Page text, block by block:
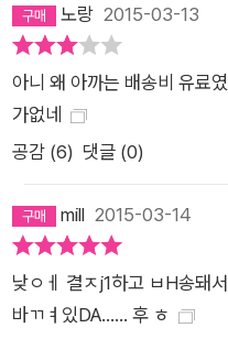
노랑 2015-03-13
아니 왜 아까는 배송비 유료
가없네
공감 (6) 댓글 (0)
mill 2015-03-14
낮ㅇㅔ 결ㅈj1하고 ㅂH송돼
바ㄲㅕ있DA...... 후 ㅎ